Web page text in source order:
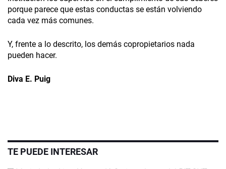
porque parece que estas conductas se están volviendo
cada vez más comunes.
Y, frente a lo descrito, los demás copropietarios nada
pueden hacer.
Diva E. Puig
TE PUEDE INTERESAR